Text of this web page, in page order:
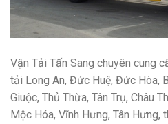
Vận Tải Tấn Sang chuyên cung
tải Long An, Đức Huệ, Đức Hòa,
Giuộc, Thủ Thừa, Tân Trụ, Châu
Mộc Hóa, Vĩnh Hưng, Tân Hưng,